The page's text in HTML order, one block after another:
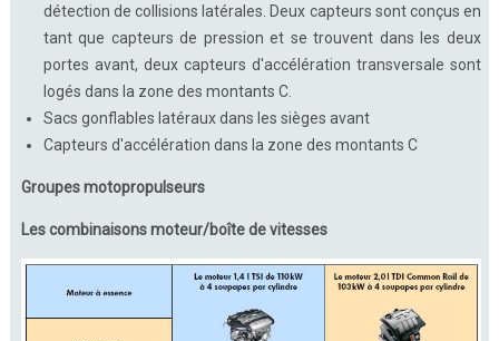
détection de collisions latérales. Deux capteurs sont conçus en
tant que capteurs de pression et se trouvent dans les deux
portes avant, deux capteurs d'accélération transversale sont
logés dans la zone des montants C.
Sacs gonflables latéraux dans les sièges avant
Capteurs d'accélération dans la zone des montants C
Groupes motopropulseurs
Les combinaisons moteur/boîte de vitesses